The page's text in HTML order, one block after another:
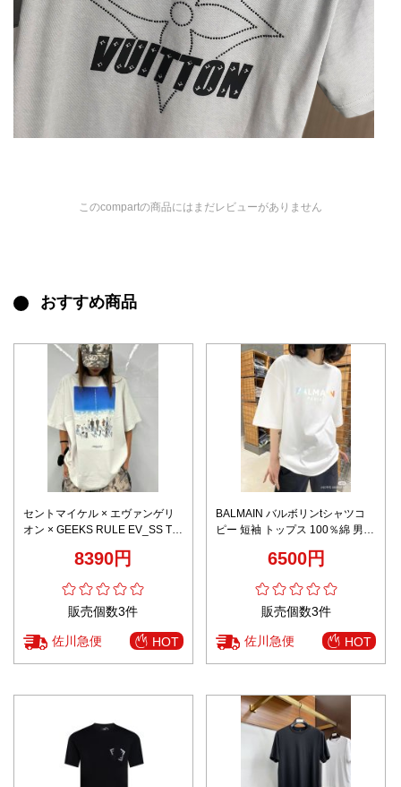
このcompartの商品にはまだレビューがありません
おすすめ商品
セントマイケル × エヴァンゲリ
オン × GEEKS RULE EV_SS Tシ
ルデザイン 快適な着心地 激安 発
8390円
販売個数3件
佐川急便 HOT
BALMAIN バルボリンtシャツコ
ピー 短袖 トップス 100％綿 男女
6500円
販売個数3件
佐川急便 HOT